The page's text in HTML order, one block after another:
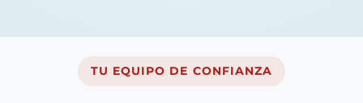
TU EQUIPO DE CONFIANZA